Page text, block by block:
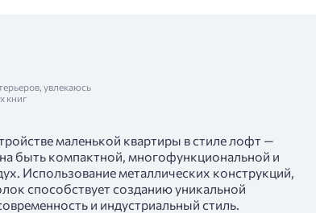
увлекаюсь
книг
маленькой квартиры в стиле лофт —
быть компактной, многофункциональной и
Использование металлических конструкций,
способствует созданию уникальной
и индустриальный стиль.